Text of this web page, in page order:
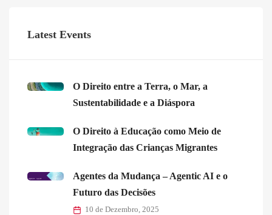
Latest Events
O Direito entre a Terra, o Mar, a
Sustentabilidade e a Diáspora
O Direito à Educação como Meio de
Integração das Crianças Migrantes
Agentes da Mudança – Agentic AI e o
Futuro das Decisões
10 de Dezembro, 2025